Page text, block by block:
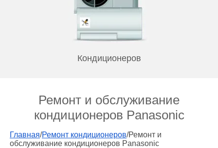
Кондиционеров
Ремонт и обслуживание
кондиционеров Panasonic
Главная/Ремонт кондиционеров/Ремонт и
обслуживание кондиционеров Panasonic